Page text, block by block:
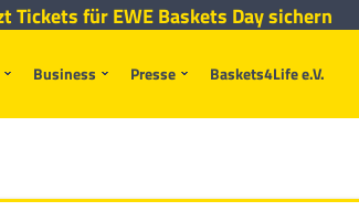
Business Presse Baskets4Life e.V.
Tickets für EWE Baskets Day sichern